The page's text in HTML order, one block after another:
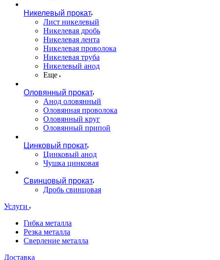
Никелевый прокат
Лист никелевый
Никелевая дробь
Никелевая лента
Никелевая проволока
Никелевая труба
Никелевый анод
Еще
Оловянный прокат
Анод оловянный
Оловянная проволока
Оловянный круг
Оловянный припой
Цинковый прокат
Цинковый анод
Чушка цинковая
Свинцовый прокат
Дробь свинцовая
Услуги
Гибка металла
Резка металла
Сверление металла
Доставка